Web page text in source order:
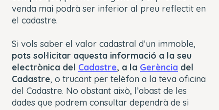
venda mai podrà ser inferior al preu reflectit en
el cadastre.
Si vols saber el valor cadastral d’un immoble,
pots sol·licitar aquesta informació a la seu
electrònica del Cadastre, a la Gerència del
Cadastre, o trucant per telèfon a la teva oficina
del Cadastre. No obstant això, l’abast de les
dades que podrem consultar dependrà de si